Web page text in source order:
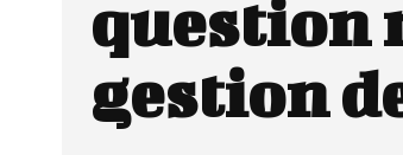
question
gestion